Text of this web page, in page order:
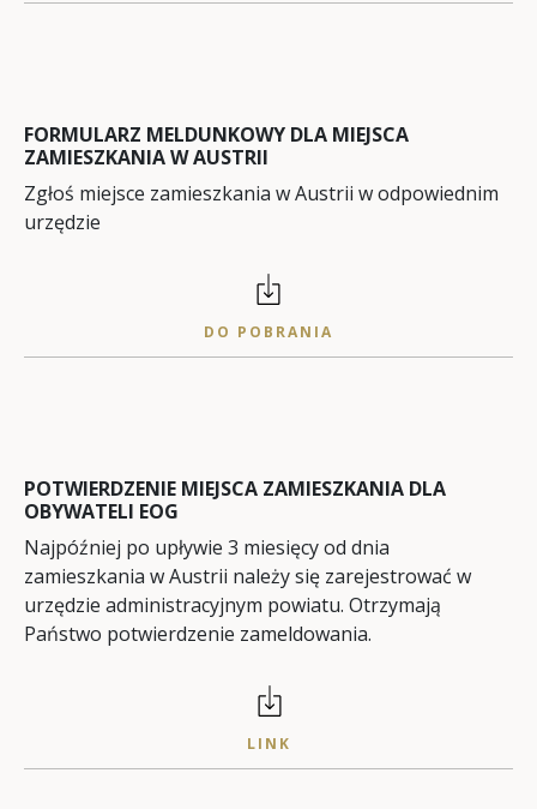
FORMULARZ MELDUNKOWY DLA MIEJSCA
ZAMIESZKANIA W AUSTRII
Zgłoś miejsce zamieszkania w Austrii w odpowiednim
urzędzie
DO POBRANIA
POTWIERDZENIE MIEJSCA ZAMIESZKANIA DLA
OBYWATELI EOG
Najpóźniej po upływie 3 miesięcy od dnia
zamieszkania w Austrii należy się zarejestrować w
urzędzie administracyjnym powiatu. Otrzymają
Państwo potwierdzenie zameldowania.
LINK